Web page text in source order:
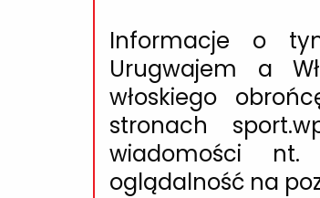
Informacje o
Urugwajem a
włoskiego
stronach
wiadomości nt.
oglądalność na